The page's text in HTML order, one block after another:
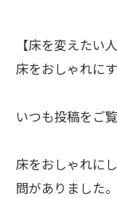
【床を変えたい
床をおしゃれに
いつも投稿をご
床をおしゃれに
問がありました。